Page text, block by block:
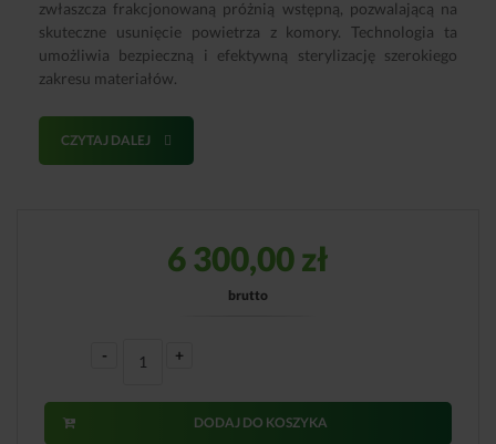
zwłaszcza frakcjonowaną próżnią wstępną, pozwalającą na
skuteczne usunięcie powietrza z komory. Technologia ta
umożliwia bezpieczną i efektywną sterylizację szerokiego
zakresu materiałów.
CZYTAJ DALEJ
6 300,00zł
brutto
- +
DODAJ DO KOSZYKA